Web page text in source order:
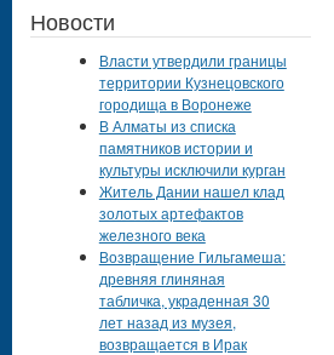
Новости
Власти утвердили границы
территории Кузнецовского
городища в Воронеже
В Алматы из списка
памятников истории и
культуры исключили курган
Житель Дании нашел клад
золотых артефактов
железного века
Возвращение Гильгамеша:
древняя глиняная
табличка, украденная 30
лет назад из музея,
возвращается в Ирак